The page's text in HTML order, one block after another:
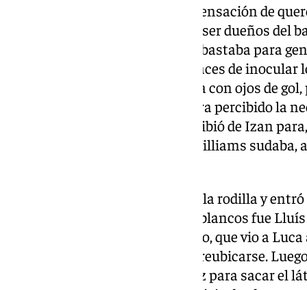
Los rojiblancos rezumaban la sensación de
cuanto antes, incapaces pese a ser dueños
el Albacete jugaba a lo suyo y le bastaba para
otro fondo de la que fueron capaces de
Alemañ y Arnaiz se pidió la falta con ojos de
Se descolgó Sola, como si hubiera percibido la
movimientos entre líneas, y recibió de Izan
desviado por poco. Atrás Loïc Williams sudaba,
Puertas sintió un chasquido en la rodilla y
volvió a hacer temblar a los rojiblancos fue
recibir en la medular y el zaguero, que vio a
jornada, rápido el arquero para reubicarse.
moviera y recibió de Pablo Sáenz para sacar